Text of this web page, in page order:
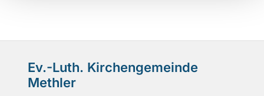
Ev.-Luth. Kirchengemeinde
Methler